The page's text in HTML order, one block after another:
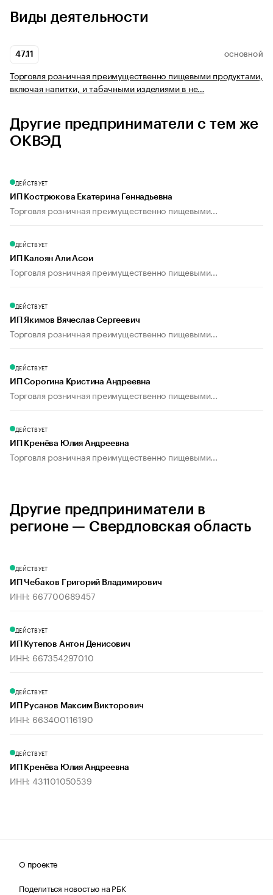
Виды деятельности
47.11 ОСНОВНОЙ
Торговля розничная преимущественно пищевыми продуктами,
включая напитки, и табачными изделиями в не…
Другие предприниматели с тем же
ОКВЭД
ДЕЙСТВУЕТ
ИП Кострюкова Екатерина Геннадьевна
Торговля розничная преимущественно пищевыми...
ДЕЙСТВУЕТ
ИП Калоян Али Асои
Торговля розничная преимущественно пищевыми...
ДЕЙСТВУЕТ
ИП Якимов Вячеслав Сергеевич
Торговля розничная преимущественно пищевыми...
ДЕЙСТВУЕТ
ИП Сорогина Кристина Андреевна
Торговля розничная преимущественно пищевыми...
ДЕЙСТВУЕТ
ИП Кренёва Юлия Андреевна
Торговля розничная преимущественно пищевыми...
Другие предприниматели в
регионе — Свердловская область
ДЕЙСТВУЕТ
ИП Чебаков Григорий Владимирович
ИНН: 667700689457
ДЕЙСТВУЕТ
ИП Кутепов Антон Денисович
ИНН: 667354297010
ДЕЙСТВУЕТ
ИП Русанов Максим Викторович
ИНН: 663400116190
ДЕЙСТВУЕТ
ИП Кренёва Юлия Андреевна
ИНН: 431101050539
О проекте
Поделиться новостью на РБК